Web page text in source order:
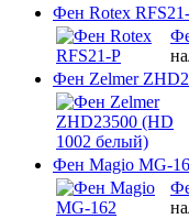
Фен Rotex
Фен Zelmer
Фен Magio MG-